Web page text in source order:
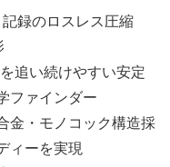
録のロスレス圧縮
追い続けやすい安定
ファインダー
金・モノコック構造採
ィーを実現